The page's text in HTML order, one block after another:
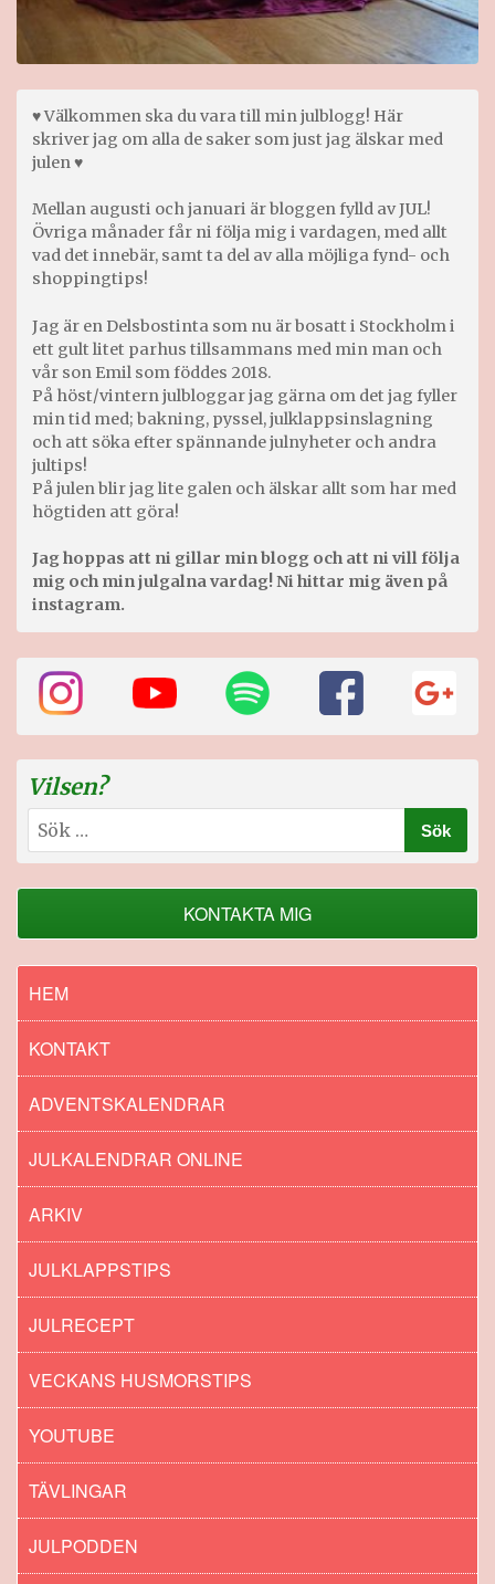
♥ Välkommen ska du vara till min julblogg! Här
skriver jag om alla de saker som just jag älskar med
julen ♥
Mellan augusti och januari är bloggen fylld av JUL!
Övriga månader får ni följa mig i vardagen, med allt
vad det innebär, samt ta del av alla möjliga fynd- och
shoppingtips!
Jag är en Delsbostinta som nu är bosatt i Stockholm i
ett gult litet parhus tillsammans med min man och
vår son Emil som föddes 2018.
På höst/vintern julbloggar jag gärna om det jag fyller
min tid med; bakning, pyssel, julklappsinslagning
och att söka efter spännande julnyheter och andra
jultips!
På julen blir jag lite galen och älskar allt som har med
högtiden att göra!
Jag hoppas att ni gillar min blogg och att ni vill följa
mig och min julgalna vardag! Ni hittar mig även på
instagram.
Vilsen?
Sök
efter:
KONTAKTA MIG
HEM
KONTAKT
ADVENTSKALENDRAR
JULKALENDRAR ONLINE
ARKIV
JULKLAPPSTIPS
JULRECEPT
VECKANS HUSMORSTIPS
YOUTUBE
TÄVLINGAR
JULPODDEN